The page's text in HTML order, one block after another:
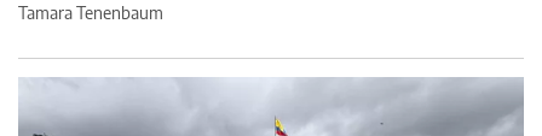
Tamara Tenenbaum